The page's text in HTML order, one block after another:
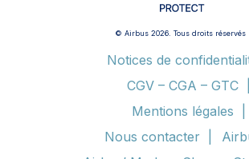
© Airbus 2026. Tous droits réservés
Notices de
CGV – CGA – GTC
Mentions légales
Nous contacter